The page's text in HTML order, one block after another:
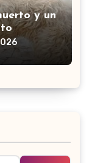
y un